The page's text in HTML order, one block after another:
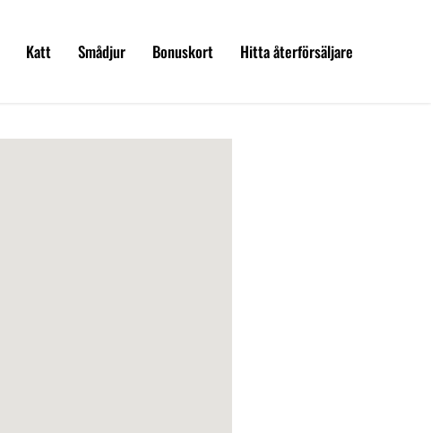
Katt Smådjur Bonuskort Hitta återförsäljare